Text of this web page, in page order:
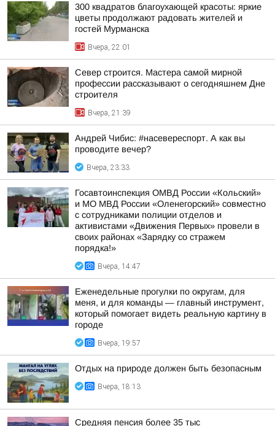
300 квадратов благоухающей красоты: яркие
цветы продолжают радовать жителей и
гостей Мурманска
Вчера, 22:01
Север строится. Мастера самой мирной
профессии рассказывают о сегодняшнем Дне
строителя
Вчера, 21:39
Андрей Чибис: #насевереспорт. А как вы
проводите вечер?
Вчера, 23:33
Госавтоинспекция ОМВД России «Кольский»
и МО МВД России «Оленегорский» совместно
с сотрудниками полиции отделов и
активистами «Движения Первых» провели в
своих районах «Зарядку со стражем
порядка!»
Вчера, 14:47
Еженедельные прогулки по округам, для
меня, и для команды — главный инструмент,
который помогает видеть реальную картину в
городе
Вчера, 19:57
Отдых на природе должен быть безопасным
Вчера, 18:13
Средняя пенсия более 35 тыс